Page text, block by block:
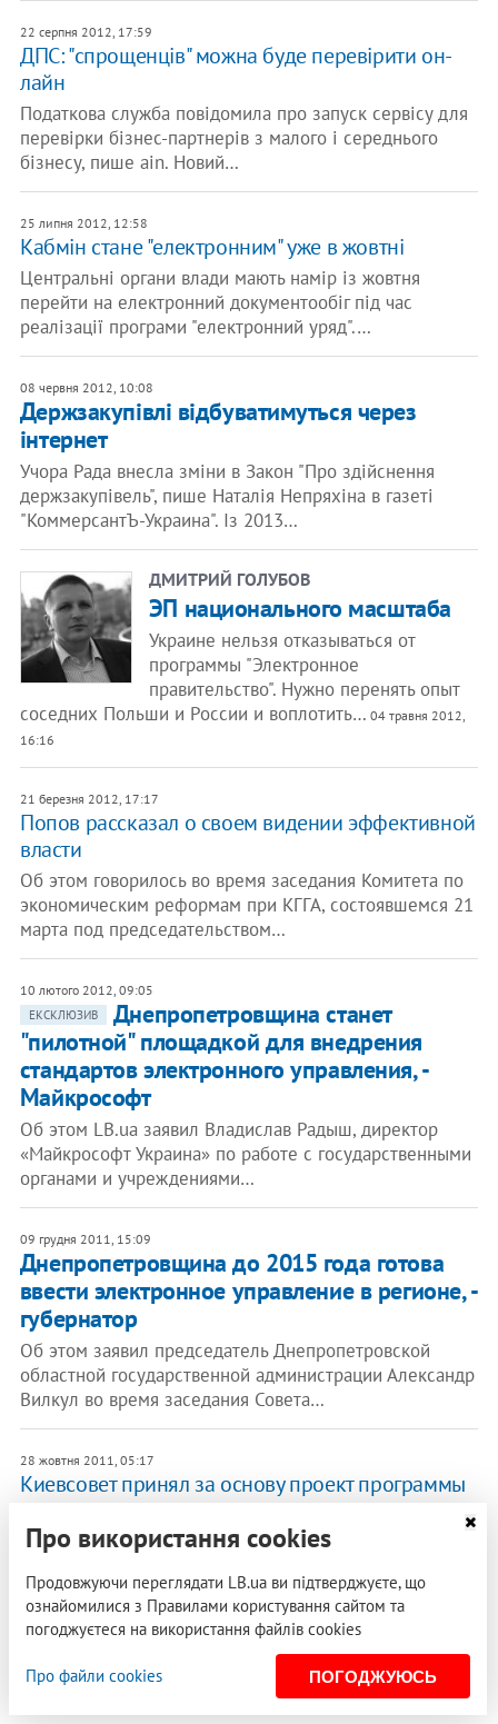
22 серпня 2012, 17:59
ДПС: "спрощенців" можна буде перевірити он-
лайн
Податкова служба повідомила про запуск сервісу для
перевірки бізнес-партнерів з малого і середнього
бізнесу, пише ain. Новий…
25 липня 2012, 12:58
Кабмін стане "електронним" уже в жовтні
Центральні органи влади мають намір із жовтня
перейти на електронний документообіг під час
реалізації програми "електронний уряд".…
08 червня 2012, 10:08
Держзакупівлі відбуватимуться через
інтернет
Учора Рада внесла зміни в Закон "Про здійснення
держзакупівель", пише Наталія Непряхіна в газеті
"КоммерсантЪ-Украина". Із 2013…
ДМИТРИЙ ГОЛУБОВ
ЭП национального масштаба
Украине нельзя отказываться от
программы "Электронное
правительство". Нужно перенять опыт
соседних Польши и России и воплотить… 04 травня 2012,
16:16
21 березня 2012, 17:17
Попов рассказал о своем видении эффективной
власти
Об этом говорилось во время заседания Комитета по
экономическим реформам при КГГА, состоявшемся 21
марта под председательством…
10 лютого 2012, 09:05
ЕКСКЛЮЗИВ
Днепропетровщина станет
"пилотной" площадкой для внедрения
стандартов электронного управления, -
Майкрософт
Об этом LB.ua заявил Владислав Радыш, директор
«Майкрософт Украина» по работе с государственными
органами и учреждениями…
09 грудня 2011, 15:09
Днепропетровщина до 2015 года готова
ввести электронное управление в регионе, -
губернатор
Об этом заявил председатель Днепропетровской
областной государственной администрации Александр
Вилкул во время заседания Совета…
28 жовтня 2011, 05:17
​Киевсовет принял за основу проект программы
2014 гг
электронного правительства, позволит упростить
коммуникацию между гражданами и…
РЕКЛАМА
Про використання cookies
Продовжуючи переглядати LB.ua ви підтверджуєте, що
ознайомилися з Правилами користування сайтом та
погоджуєтеся на використання файлів cookies
Про файли cookies ПОГОДЖУЮСЬ